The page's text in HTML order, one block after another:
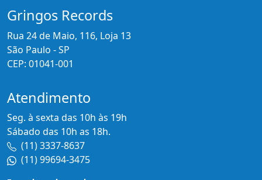
Gringos Records
Rua 24 de Maio, 116, Loja 13
São Paulo - SP
CEP: 01041-001
Atendimento
Seg. à sexta das 10h às 19h
Sábado das 10h as 18h.
(11) 3337-8637
(11) 99694-3475